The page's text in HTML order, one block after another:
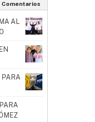
Comentarios
AL
PARA